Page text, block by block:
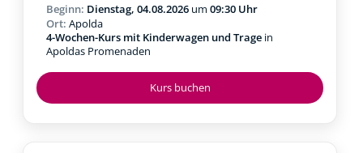
Kurs buchen
Beginn: Dienstag, 04.08.2026 um 09:30 Uhr
Ort: Apolda
4-Wochen-Kurs mit Kinderwagen und Trage in
Apoldas Promenaden